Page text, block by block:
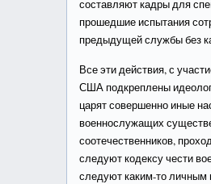
составляют кадры для
прошедшие испытания
предыдущей службы без
Все эти действия, с
США подкреплены
царят совершенно иные
военнослужащих
соотечественников,
следуют кодексу чести
следуют каким-то